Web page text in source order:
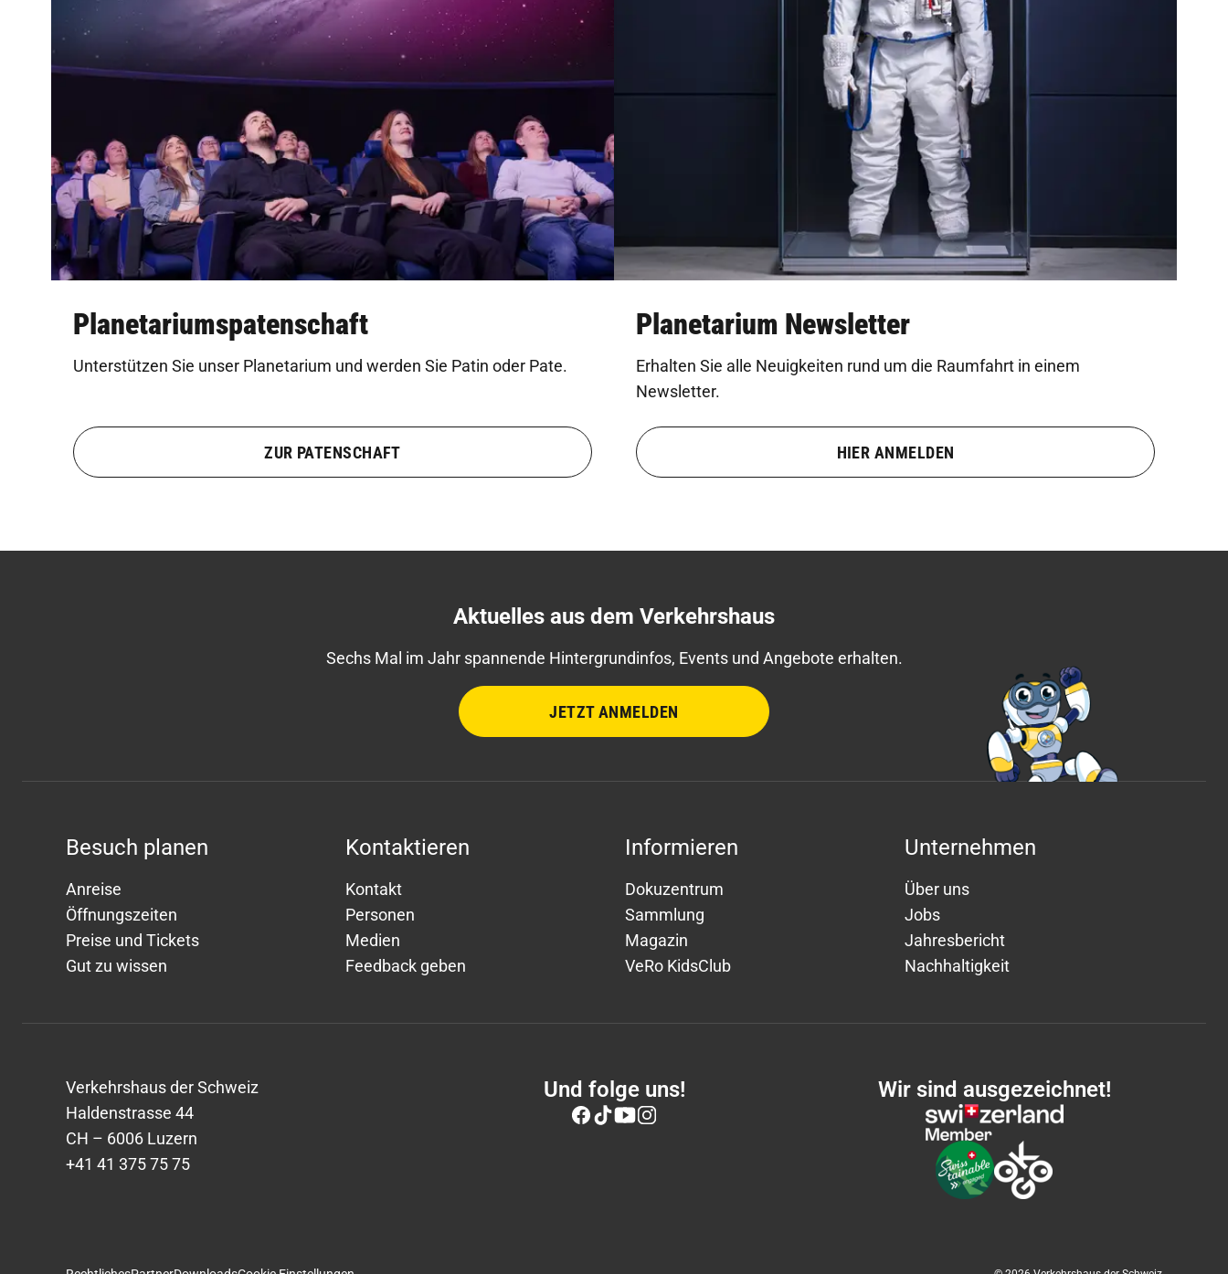
Planetariumspatenschaft
Unterstützen Sie unser Planetarium und werden Sie Patin oder Pate.
ZUR PATENSCHAFT
Planetarium Newsletter
Erhalten Sie alle Neuigkeiten rund um die Raumfahrt in einem
Newsletter.
HIER ANMELDEN
Aktuelles aus dem Verkehrshaus
Sechs Mal im Jahr spannende Hintergrundinfos, Events und Angebote erhalten.
JETZT ANMELDEN
Besuch planen
Anreise
Öffnungszeiten
Preise und Tickets
Gut zu wissen
Kontaktieren
Kontakt
Personen
Medien
Feedback geben
Informieren
Dokuzentrum
Sammlung
Magazin
VeRo KidsClub
Unternehmen
Über uns
Jobs
Jahresbericht
Nachhaltigkeit
Verkehrshaus der Schweiz
Haldenstrasse 44
CH – 6006 Luzern
+41 41 375 75 75
Und folge uns! Wir sind ausgezeichnet!